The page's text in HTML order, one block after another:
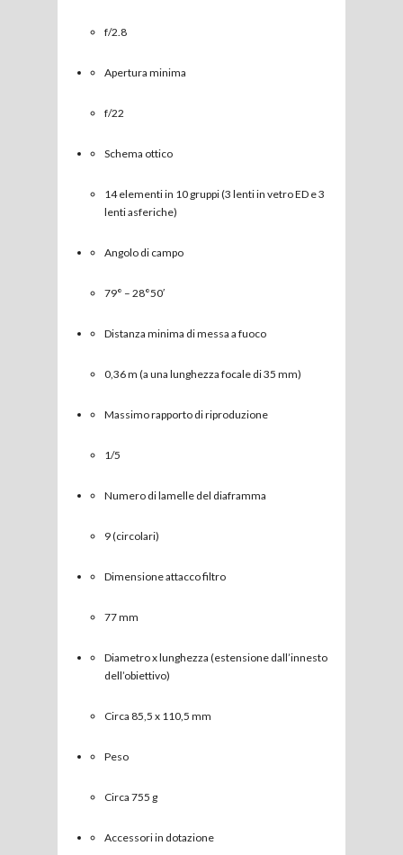
f/2.8
Apertura minima
f/22
Schema ottico
14 elementi in 10 gruppi (3 lenti in vetro ED e 3
lenti asferiche)
Angolo di campo
79° – 28°50′
Distanza minima di messa a fuoco
0,36 m (a una lunghezza focale di 35 mm)
Massimo rapporto di riproduzione
1/5
Numero di lamelle del diaframma
9 (circolari)
Dimensione attacco filtro
77 mm
Diametro x lunghezza (estensione dall’innesto
dell’obiettivo)
Circa 85,5 x 110,5 mm
Peso
Circa 755 g
Accessori in dotazione